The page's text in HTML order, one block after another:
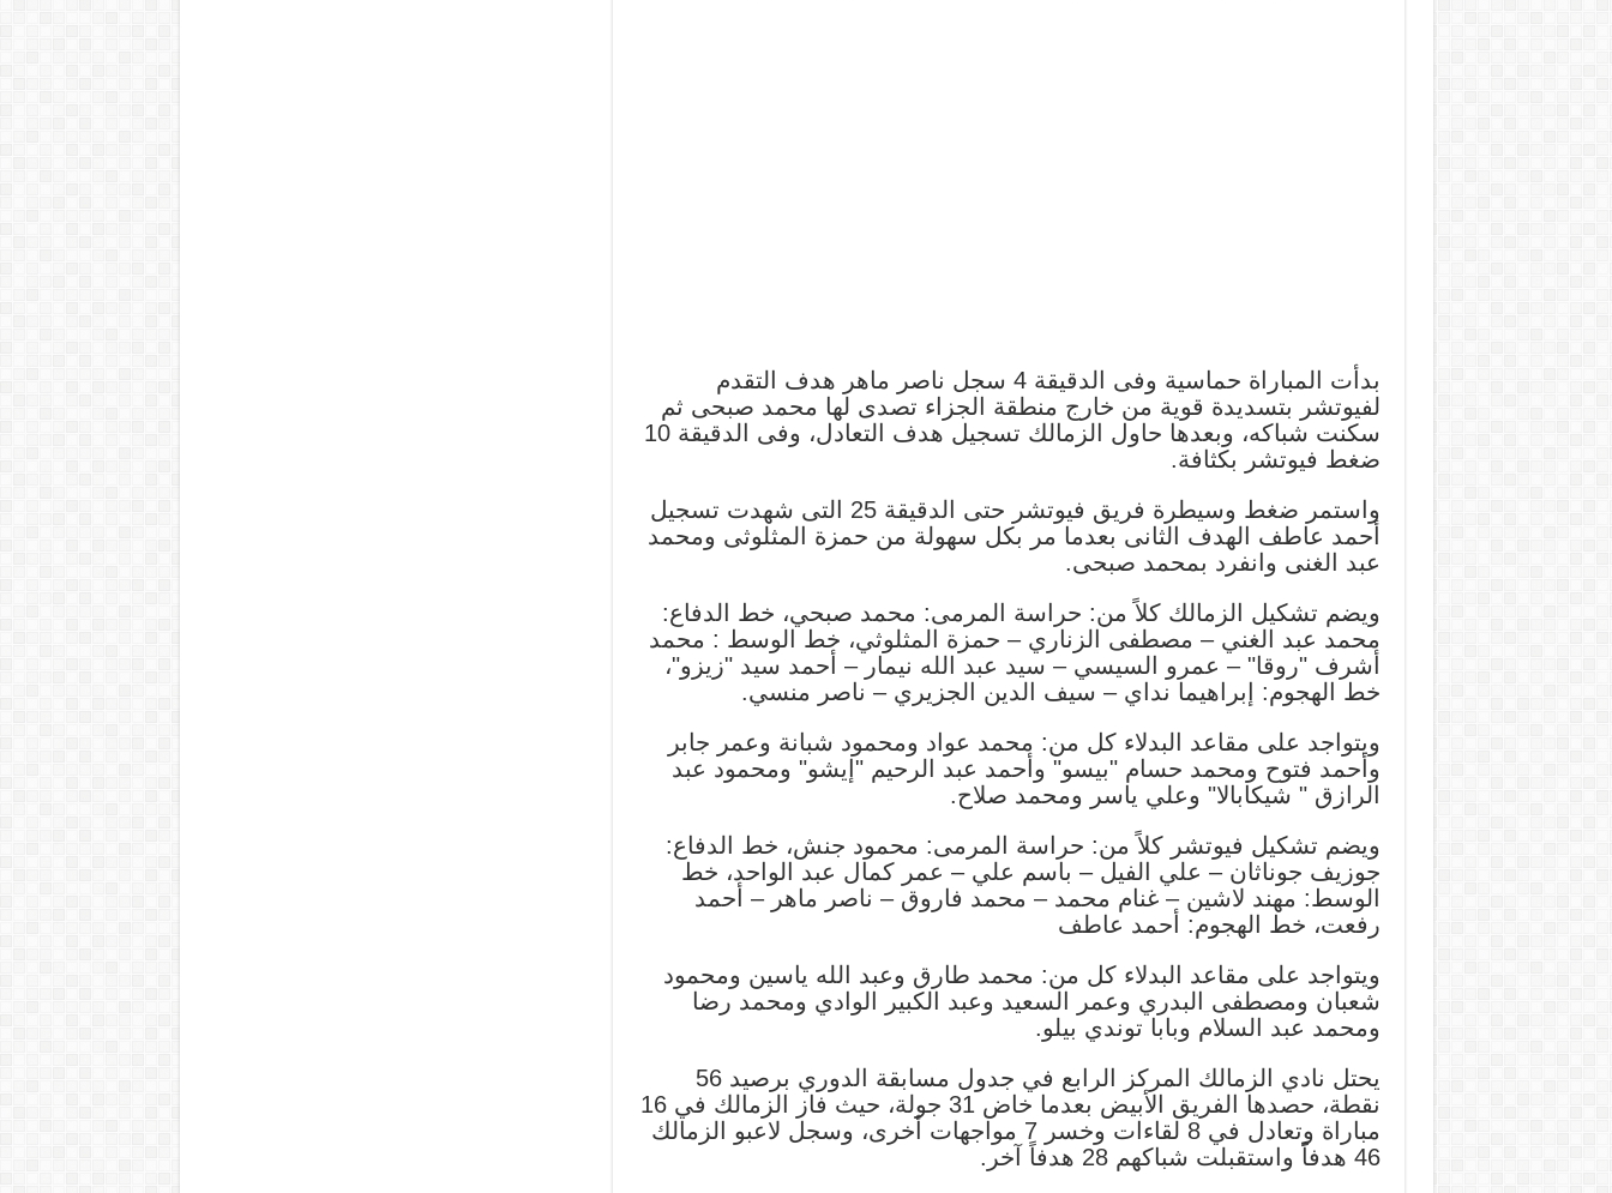
بدأت المباراة حماسية وفى الدقيقة 4 سجل ناصر ماهر هدف التقدم
لفيوتشر بتسديدة قوية من خارج منطقة الجزاء تصدى لها محمد صبحى ثم
سكنت شباكه، وبعدها حاول الزمالك تسجيل هدف التعادل، وفى الدقيقة 10
ضغط فيوتشر بكثافة.
واستمر ضغط وسيطرة فريق فيوتشر حتى الدقيقة 25 التى شهدت تسجيل
أحمد عاطف الهدف الثانى بعدما مر بكل سهولة من حمزة المثلوثى ومحمد
عبد الغنى وانفرد بمحمد صبحى.
ويضم تشكيل الزمالك كلاً من: حراسة المرمى: محمد صبحي، خط الدفاع:
محمد عبد الغني – مصطفى الزناري – حمزة المثلوثي، خط الوسط : محمد
أشرف "روقا" – عمرو السيسي – سيد عبد الله نيمار – أحمد سيد "زيزو"،
خط الهجوم: إبراهيما نداي – سيف الدين الجزيري – ناصر منسي.
ويتواجد على مقاعد البدلاء كل من: محمد عواد ومحمود شبانة وعمر جابر
وأحمد فتوح ومحمد حسام "بيسو" وأحمد عبد الرحيم "إيشو" ومحمود عبد
الرازق " شيكابالا" وعلي ياسر ومحمد صلاح.
ويضم تشكيل فيوتشر كلاً من: حراسة المرمى: محمود جنش، خط الدفاع:
جوزيف جوناثان – علي الفيل – باسم علي – عمر كمال عبد الواحد، خط
الوسط: مهند لاشين – غنام محمد – محمد فاروق – ناصر ماهر – أحمد
رفعت، خط الهجوم: أحمد عاطف
ويتواجد على مقاعد البدلاء كل من: محمد طارق وعبد الله ياسين ومحمود
شعبان ومصطفى البدري وعمر السعيد وعبد الكبير الوادي ومحمد رضا
ومحمد عبد السلام وبابا توندي بيلو.
يحتل نادي الزمالك المركز الرابع في جدول مسابقة الدوري برصيد 56
نقطة، حصدها الفريق الأبيض بعدما خاض 31 جولة، حيث فاز الزمالك في 16
مباراة وتعادل في 8 لقاءات وخسر 7 مواجهات أخرى، وسجل لاعبو الزمالك
46 هدفاً واستقبلت شباكهم 28 هدفاً آخر.